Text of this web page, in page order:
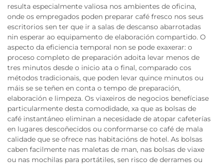
resulta especialmente valiosa nos ambientes de oficina,
onde os empregados poden preparar café fresco nos seus
escritorios sen ter que ir a salas de descanso abarrotadas
nin esperar ao equipamento de elaboración compartido. O
aspecto da eficiencia temporal non se pode exaxerar: o
proceso completo de preparación adoita levar menos de
tres minutos desde o inicio ata o final, comparado cos
métodos tradicionais, que poden levar quince minutos ou
máis se se teñen en conta o tempo de preparación,
elaboración e limpeza. Os viaxeiros de negocios benefíciase
particularmente desta comodidade, xa que as bolsas de
café instantáneo eliminan a necesidade de atopar cafeterías
en lugares descoñecidos ou conformarse co café de mala
calidade que se ofrece nas habitacións de hotel. As bolsas
caben facilmente nas maletas de man, nas bolsas de viaxe
ou nas mochilas para portátiles, sen risco de derrames ou